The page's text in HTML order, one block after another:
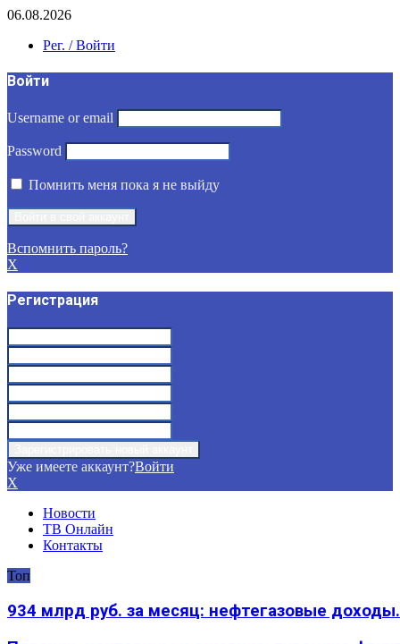
06.08.2026
Рег. / Войти
Войти
Username or email
Password
Помнить меня пока я не выйду
Вспомнить пароль?
X
Регистрация
Уже имеете аккаунт?Войти
X
Новости
ТВ Онлайн
Контакты
Топ
934 млрд руб. за месяц: нефтегазовые